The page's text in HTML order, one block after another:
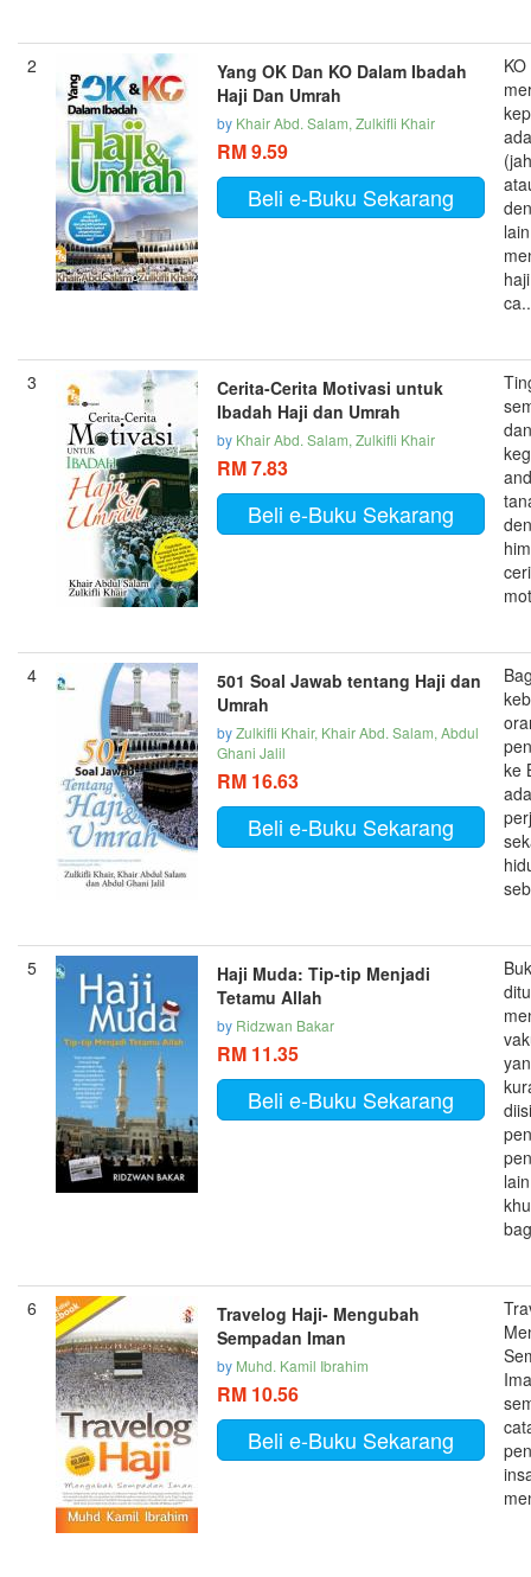
2
Yang OK Dan KO Dalam Ibadah
Haji Dan Umrah
by Khair Abd. Salam, Zulkifli Khair
RM 9.59
Beli e-Buku Sekarang
3
Cerita-Cerita Motivasi untuk
Ibadah Haji dan Umrah
by Khair Abd. Salam, Zulkifli Khair
RM 7.83
Beli e-Buku Sekarang
4
501 Soal Jawab tentang Haji dan
Umrah
byZulkifli Khair, Khair Abd. Salam, Abdul
Ghani Jalil
RM 16.63
Beli e-Buku Sekarang
ke
5
Haji Muda: Tip-tip Menjadi
Tetamu Allah
by Ridzwan Bakar
RM 11.35
Beli e-Buku Sekarang
lain
6
Travelog Haji- Mengubah
Sempadan Iman
by Muhd. Kamil Ibrahim
RM 10.56
Beli e-Buku Sekarang